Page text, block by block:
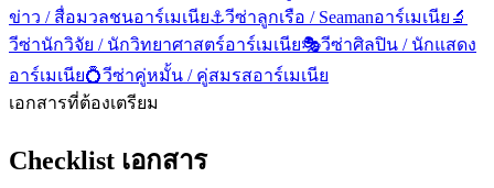
ข่าว / สื่อมวลชนอาร์เมเนีย⚓วีซ่าลูกเรือ / Seamanอาร์เมเนีย 🔬
วีซ่านักวิจัย / นักวิทยาศาสตร์อาร์เมเนีย🎭วีซ่าศิลปิน / นักแสดง
อาร์เมเนีย💍วีซ่าคู่หมั้น / คู่สมรสอาร์เมเนีย
เอกสารที่ต้องเตรียม
Checklist เอกสาร